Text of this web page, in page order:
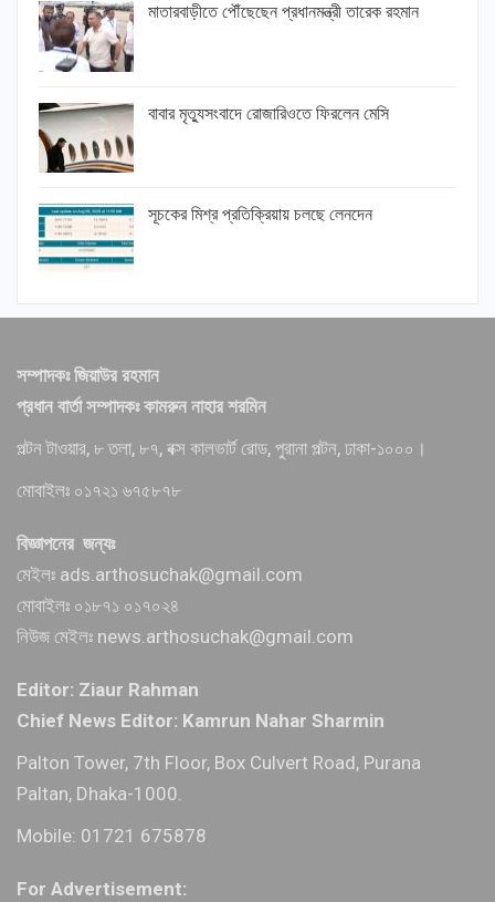
মাতারবাড়ীতে পৌঁছেছেন প্রধানমন্ত্রী তারেক রহমান
বাবার মৃত্যুসংবাদে রোজারিওতে ফিরলেন মেসি
সূচকের মিশ্র প্রতিক্রিয়ায় চলছে লেনদেন
সম্পাদকঃ জিয়াউর রহমান
প্রধান বার্তা সম্পাদকঃ কামরুন নাহার শরমিন
পল্টন টাওয়ার, ৮ তলা, ৮৭, বক্স কালভার্ট রোড, পুরানা পল্টন, ঢাকা-১০০০।
মোবাইলঃ ০১৭২১ ৬৭৫৮৭৮
বিজ্ঞাপনের জন্যঃ
মেইলঃ ads.arthosuchak@gmail.com
মোবাইলঃ ০১৮৭১ ০১৭০২৪
নিউজ মেইলঃ news.arthosuchak@gmail.com
Editor: Ziaur Rahman
Chief News Editor: Kamrun Nahar Sharmin
Palton Tower, 7th Floor, Box Culvert Road, Purana
Paltan, Dhaka-1000.
Mobile: 01721 675878
For Advertisement: